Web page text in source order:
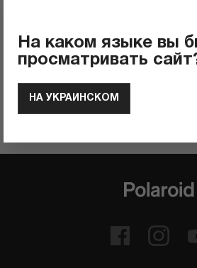
ОСТАВИТЬ
На каком языке вы
просматривать
НА УКРАИНСКОМ